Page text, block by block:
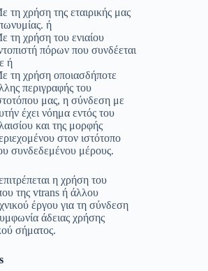
τη χρήση της εταιρικής μας
ή
τη χρήση του ενιαίου
πόρων που συνδέεται
ή
τη χρήση οποιασδήποτε
περιγραφής του
μας, η σύνδεση με
έχει νόημα εντός του
και της μορφής
στον ιστότοπο
συνδεδεμένου μέρους.
η χρήση του
της vtrans ή άλλου
έργου για τη σύνδεση
άδειας χρήσης
σήματος.